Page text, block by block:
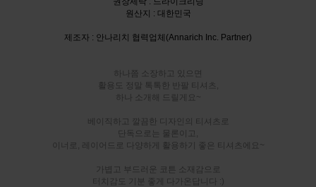
원산지 : 대한민국
제조자 : 안나리치 협력업체(Annarich Inc. Partner)
하나쯤 소장하고 있으면
활용도 정말 톡톡한 반팔 티셔츠,
하나 소개해 드릴게요~
베이직하고 깔끔한 디자인의 티셔츠로
단독으로는 물론이고,
이너로, 레이어드로 다양하게 활용하기 좋은 티셔츠에요~
가볍고 부드러운 코튼 소재감으로
터치감도 기분 좋게 다가온답니다 :)